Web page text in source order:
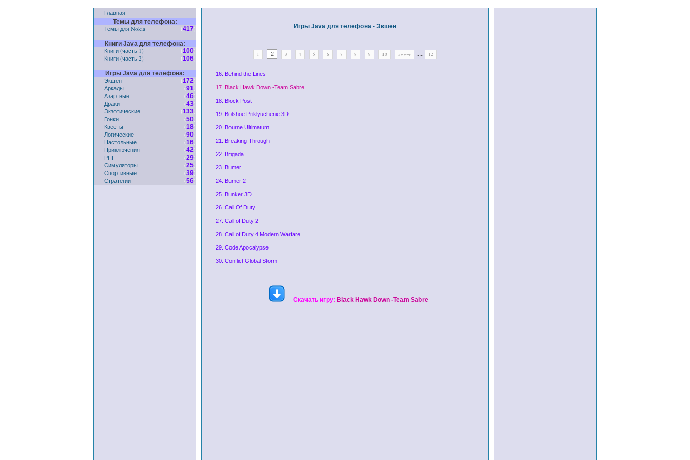
Главная
Темы для телефона:
Темы для Nokia (417)
Книги Java для телефона:
Книги (часть 1) (100)
Книги (часть 2)
(106)
Игры Java для телефона:
Экшен (172)
Аркады
(91)
Азартные
(46)
Драки
(43)
Экзотические
(133)
Гонки
(50)
Квесты
(18)
Логические
(90)
Настольные
(16)
Приключения
(42)
РПГ
(29)
Симуляторы
(25)
Спортивные
(39)
Стратегии
(56)
Игры Java для телефона - Экшен
1 2 3 4 5 6 7 8 9 10 »»»→ .... 12
16. Behind the Lines
17. Black Hawk Down -Team Sabre
18. Block Post
19. Bolshoe Priklyuchenie 3D
20. Bourne Ultimatum
21. Breaking Through
22. Brigada
23. Bumer
24. Bumer 2
25. Bunker 3D
26. Call Of Duty
27. Call of Duty 2
28. Call of Duty 4 Modern Warfare
29. Code Apocalypse
30. Conflict Global Storm
Скачать игру: Black Hawk Down -Team Sabre